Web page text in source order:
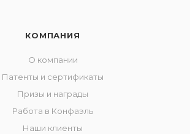
КОМПАНИЯ
О компании
Патенты и сертификаты
Призы и награды
Работа в Конфаэль
Наши клиенты